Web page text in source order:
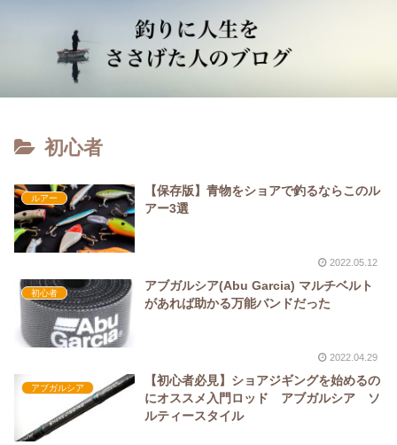
初心者
ルアー
【保存版】青物をショアで釣るならこのル
アー3選
2022.05.12
初心者
アブガルシア(Abu Garcia) マルチベルト
があれば助かる万能バンドだった
2022.04.29
アブガルシア
【初心者必見】ショアジギングを始めるの
にオススメ入門ロッド アブガルシア ソ
ルティースタイル